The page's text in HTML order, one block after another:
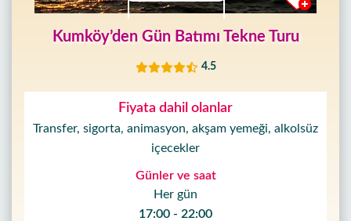
Kumköy’den Gün Batımı Tekne Turu
4.5
Fiyata dahil olanlar
Transfer, sigorta, animasyon, akşam yemeği, alkolsüz
içecekler
Günler ve saat
Her gün
17:00 - 22:00